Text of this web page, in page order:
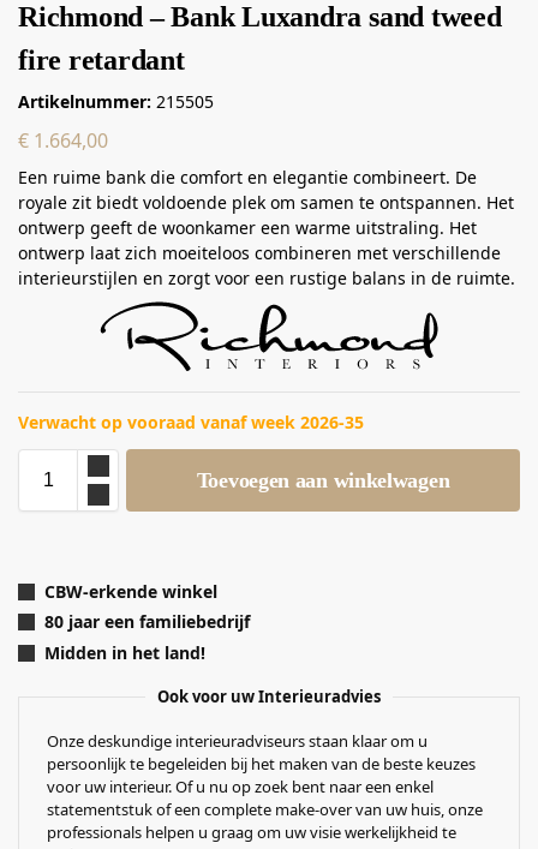
Richmond – Bank Luxandra sand tweed
fire retardant
Artikelnummer: 215505
€ 1.664,00
Een ruime bank die comfort en elegantie combineert. De
royale zit biedt voldoende plek om samen te ontspannen. Het
ontwerp geeft de woonkamer een warme uitstraling. Het
ontwerp laat zich moeiteloos combineren met verschillende
interieurstijlen en zorgt voor een rustige balans in de ruimte.
Verwacht op vooraad vanaf week 2026-35
Toevoegen aan winkelwagen
CBW-erkende winkel
80 jaar een familiebedrijf
Midden in het land!
Ook voor uw Interieuradvies
Onze deskundige interieuradviseurs staan klaar om u
persoonlijk te begeleiden bij het maken van de beste keuzes
voor uw interieur. Of u nu op zoek bent naar een enkel
statementstuk of een complete make-over van uw huis, onze
professionals helpen u graag om uw visie werkelijkheid te